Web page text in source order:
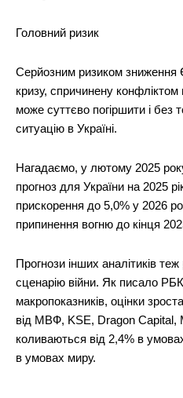
Головний ризик
Серйозним ризиком зниження
кризу, спричинену
може суттєво погіршити і без
ситуацію в Україні.
Нагадаємо, у лютому 2025
прогноз для України на 2025
прискорення до 5,0% у 2026
припинення вогню до кінця
Прогнози інших аналітиків
сценарію війни. Як писало
макропоказників, оцінки
від МВФ, KSE, Dragon Capital,
коливаються від 2,4% в
в умовах миру.